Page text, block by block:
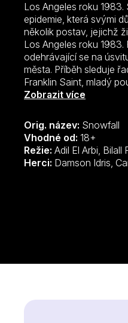
Los Angeles roku
epidemie, která svými
několik postav, jejichž
Los Angeles roku
odehrávající se na
města. Příběh sleduje
Franklin Saint, mladý
Zapata, mexický
protivládní povstalce
zločineckého bosse.
Rozladěný agent CIA
Oso“ Zapata pronikne
Zobrazit více
Orig. název: Snowfall
Vhodné od: 18+
Režie: Adil El Arbi, Bilall
Herci: